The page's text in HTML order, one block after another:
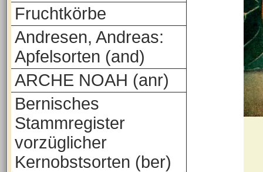
Fruchtkörbe
Andresen, Andreas:
Apfelsorten (and)
ARCHE NOAH (anr)
Bernisches
Stammregister
vorzüglicher
Kernobstsorten (ber)